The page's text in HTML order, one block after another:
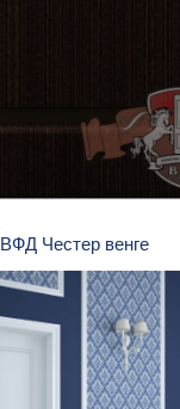
ВФД Честер венге